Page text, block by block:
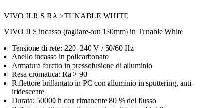
VIVO II-R S RA >TUNABLE WHITE
VIVO II S incasso (tagliare-out 130mm) in Tunable White
Tensione di rete: 220–240 V / 50/60 Hz
Anello incasso in policarbonato
Armatura faretto in pressofusione di alluminio
Resa cromatica: Ra > 90
Riflettore brillantato in PC con alluminio in sputtering, anti-
iridescente
Durata: 50000 h con rimanente 80 % del flusso